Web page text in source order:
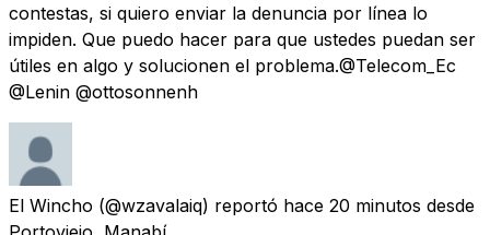
contestas, si quiero enviar la denuncia por línea lo
impiden. Que puedo hacer para que ustedes puedan ser
útiles en algo y solucionen el problema.@Telecom_Ec
@Lenin @ottosonnenh
El Wincho (@wzavalaiq) reportó hace 20 minutos desde